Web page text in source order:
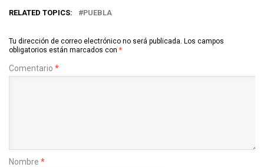
RELATED TOPICS: PUEBLA
Tu dirección de correo electrónico no será publicada. Los campos
obligatorios están marcados con *
Comentario *
Nombre *